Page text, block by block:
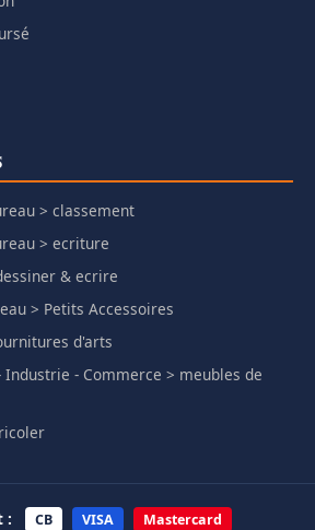
> classement
> ecriture
& ecrire
> Petits Accessoires
d'arts
- Commerce > meubles de
: CB VISA Mastercard